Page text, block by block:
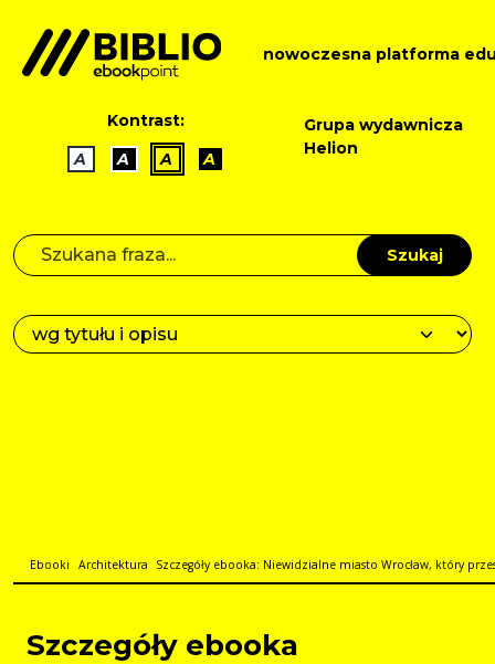
nowoczesna platforma
Kontrast:
A
A A A
Grupa wydawnicza
Helion
Szukaj
Ebooki Architektura Szczegóły ebooka: Niewidzialne miasto Wrocław, który
Szczegóły ebooka